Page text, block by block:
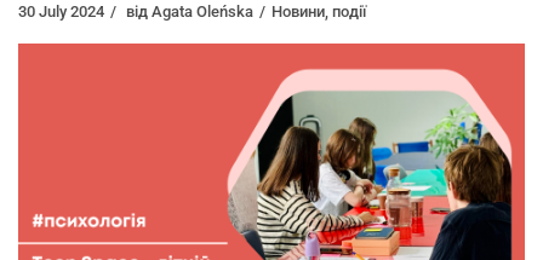
30 July 2024 від Agata Oleńska Новини події